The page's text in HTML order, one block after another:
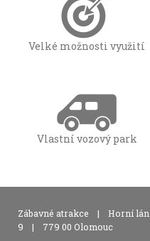
Velké možnosti využití
Vlastní vozový park
Zábavné atrakce |
Horní lán
9
| 779 00 Olomouc